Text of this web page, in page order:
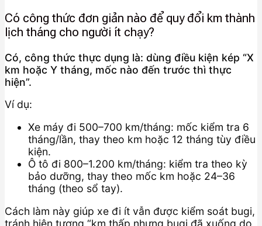
Có công thức đơn giản nào để quy đổi km thành
lịch tháng cho người ít chạy?
Có, công thức thực dụng là: dùng điều kiện kép “X
km hoặc Y tháng, mốc nào đến trước thì thực
hiện”.
Ví dụ:
Xe máy đi 500–700 km/tháng: mốc kiểm tra 6
tháng/lần, thay theo km hoặc 12 tháng tùy điều
kiện.
Ô tô đi 800–1.200 km/tháng: kiểm tra theo kỳ
bảo dưỡng, thay theo mốc km hoặc 24–36
tháng (theo sổ tay).
Cách làm này giúp xe đi ít vẫn được kiểm soát bugi,
tránh hiện tượng “km thấp nhưng bugi đã xuống do